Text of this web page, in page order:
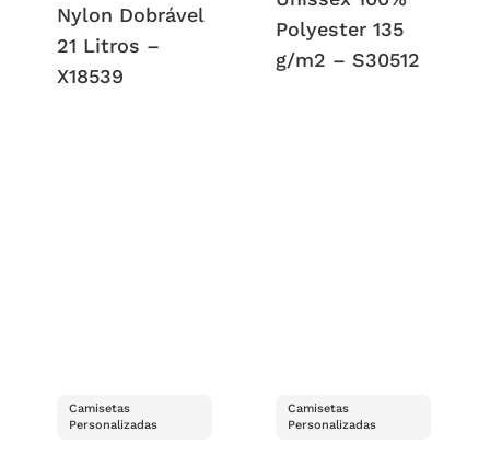
Nylon Dobrável
21 Litros –
X18539
Polyester 135
g/m2 – S30512
Camisetas
Personalizadas
Camisetas
Personalizadas